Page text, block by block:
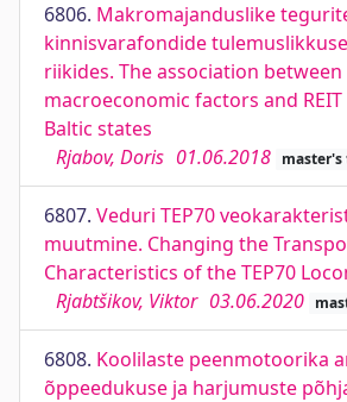
6806. Makromajanduslike
kinnisvarafondide
riikides. The association between
macroeconomic factors and
Baltic states
Rjabov, Doris 01.06.2018 master's
6807. Veduri TEP70
muutmine. Changing the
Characteristics of the TEP70
Rjabtšikov, Viktor 03.06.2020
6808. Koolilaste peenmotoorika
õppeedukuse ja harjumuste